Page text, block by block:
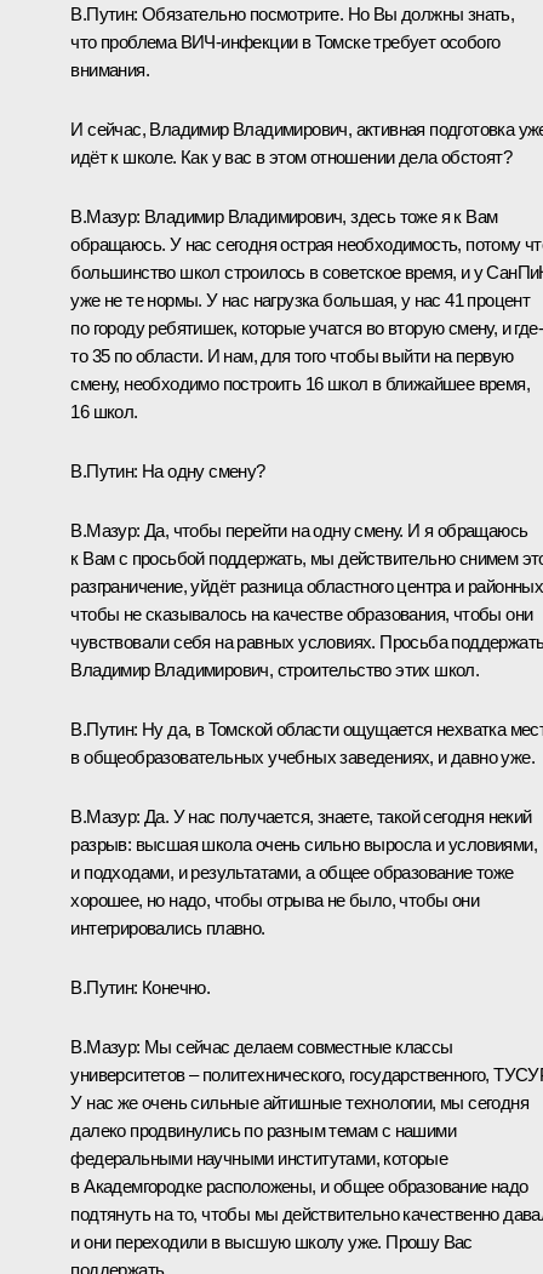
В.Путин: Обязательно посмотрите. Но Вы должны знать,
что проблема ВИЧ-инфекции в Томске требует особого
внимания.
И сейчас, Владимир Владимирович, активная подготовка
идёт к школе. Как у вас в этом отношении дела обстоят?
В.Мазур: Владимир Владимирович, здесь тоже я к Вам
обращаюсь. У нас сегодня острая необходимость, потому
большинство школ строилось в советское время, и у
уже не те нормы. У нас нагрузка большая, у нас 41 процент
по городу ребятишек, которые учатся во вторую смену, и где-
то 35 по области. И нам, для того чтобы выйти на первую
смену, необходимо построить 16 школ в ближайшее время,
16 школ.
В.Путин: На одну смену?
В.Мазур: Да, чтобы перейти на одну смену. И я обращаюсь
к Вам с просьбой поддержать, мы действительно снимем
разграничение, уйдёт разница областного центра и
чтобы не сказывалось на качестве образования, чтобы они
чувствовали себя на равных условиях. Просьба
Владимир Владимирович, строительство этих школ.
В.Путин: Ну да, в Томской области ощущается нехватка
в общеобразовательных учебных заведениях, и давно уже.
В.Мазур: Да. У нас получается, знаете, такой сегодня некий
разрыв: высшая школа очень сильно выросла и условиями,
и подходами, и результатами, а общее образование тоже
хорошее, но надо, чтобы отрыва не было, чтобы они
интегрировались плавно.
В.Путин: Конечно.
В.Мазур: Мы сейчас делаем совместные классы
университетов – политехнического, государственного,
У нас же очень сильные айтишные технологии, мы сегодня
далеко продвинулись по разным темам с нашими
федеральными научными институтами, которые
в Академгородке расположены, и общее образование надо
подтянуть на то, чтобы мы действительно качественно
и они переходили в высшую школу уже. Прошу Вас
поддержать.